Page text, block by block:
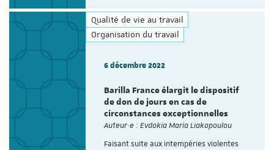
Qualité de vie au travail
Organisation du travail
6 décembre 2022
Barilla France élargit le dispositif
de don de jours en cas de
circonstances exceptionnelles
Auteur·e : Evdokia Maria Liakopoulou
Faisant suite aux intempéries violentes